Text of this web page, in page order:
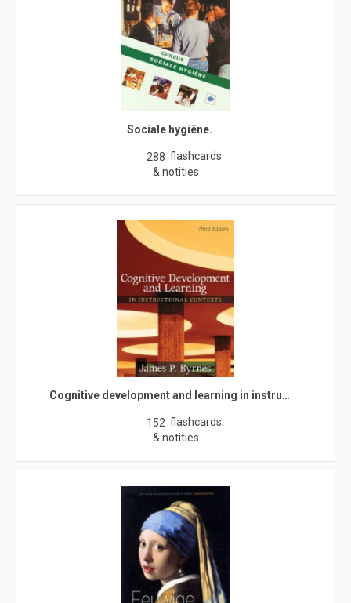
Sociale hygiëne.
288 flashcards
& notities
Cognitive development and learning in instru…
152 flashcards
& notities